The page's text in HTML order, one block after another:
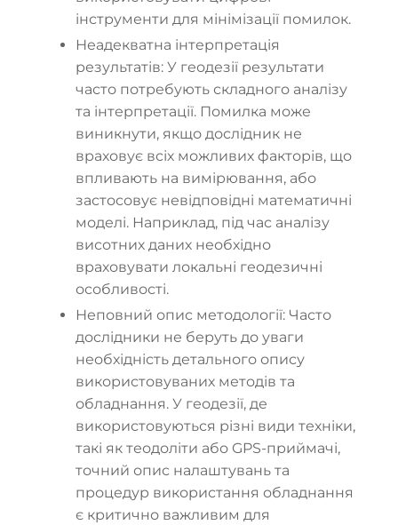
інструменти для мінімізації помилок.
Неадекватна інтерпретація
результатів: У геодезії результати
часто потребують складного аналізу
та інтерпретації. Помилка може
виникнути, якщо дослідник не
враховує всіх можливих факторів, що
впливають на вимірювання, або
застосовує невідповідні математичні
моделі. Наприклад, під час аналізу
висотних даних необхідно
враховувати локальні геодезичні
особливості.
Неповний опис методології: Часто
дослідники не беруть до уваги
необхідність детального опису
використовуваних методів та
обладнання. У геодезії, де
використовуються різні види техніки,
такі як теодоліти або GPS-приймачі,
точний опис налаштувань та
процедур використання обладнання
є критично важливим для